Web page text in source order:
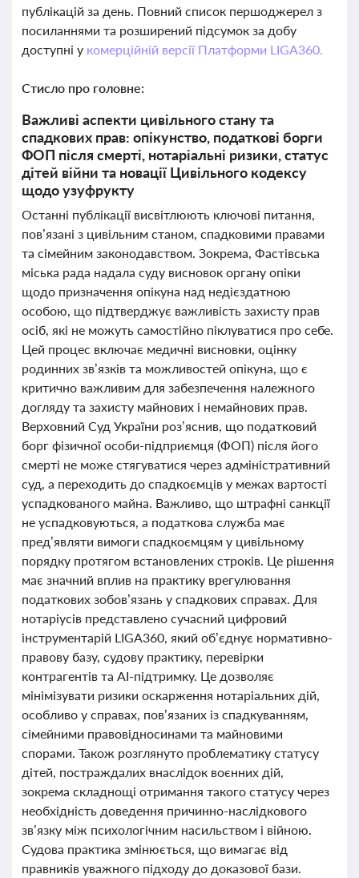
публікацій за день. Повний список першоджерел з
посиланнями та розширений підсумок за добу
доступні у комерційній версії Платформи LIGA360.
Стисло про головне:
Важливі аспекти цивільного стану та
спадкових прав: опікунство, податкові борги
ФОП після смерті, нотаріальні ризики, статус
дітей війни та новації Цивільного кодексу
щодо узуфрукту
Останні публікації висвітлюють ключові питання,
пов’язані з цивільним станом, спадковими правами
та сімейним законодавством. Зокрема, Фастівська
міська рада надала суду висновок органу опіки
щодо призначення опікуна над недієздатною
особою, що підтверджує важливість захисту прав
осіб, які не можуть самостійно піклуватися про себе.
Цей процес включає медичні висновки, оцінку
родинних зв’язків та можливостей опікуна, що є
критично важливим для забезпечення належного
догляду та захисту майнових і немайнових прав.
Верховний Суд України роз’яснив, що податковий
борг фізичної особи-підприємця (ФОП) після його
смерті не може стягуватися через адміністративний
суд, а переходить до спадкоємців у межах вартості
успадкованого майна. Важливо, що штрафні санкції
не успадковуються, а податкова служба має
пред’являти вимоги спадкоємцям у цивільному
порядку протягом встановлених строків. Це рішення
має значний вплив на практику врегулювання
податкових зобов’язань у спадкових справах. Для
нотаріусів представлено сучасний цифровий
інструментарій LIGA360, який об’єднує нормативно-
правову базу, судову практику, перевірки
контрагентів та AI-підтримку. Це дозволяє
мінімізувати ризики оскарження нотаріальних дій,
особливо у справах, пов’язаних із спадкуванням,
сімейними правовідносинами та майновими
спорами. Також розглянуто проблематику статусу
дітей, постраждалих внаслідок воєнних дій,
зокрема складнощі отримання такого статусу через
необхідність доведення причинно-наслідкового
зв’язку між психологічним насильством і війною.
Судова практика змінюється, що вимагає від
правників уважного підходу до доказової бази.